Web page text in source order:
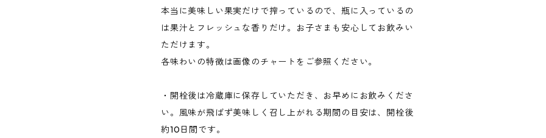
本当に美味しい果実だけで搾っているので、瓶に入っているの
は果汁とフレッシュな香りだけ。お子さまも安心してお飲みい
ただけます。
各味わいの特徴は画像のチャートをご参照ください。
・開栓後は冷蔵庫に保存していただき、お早めにお飲みくださ
い。風味が飛ばず美味しく召し上がれる期間の目安は、開栓後
約10日間です。